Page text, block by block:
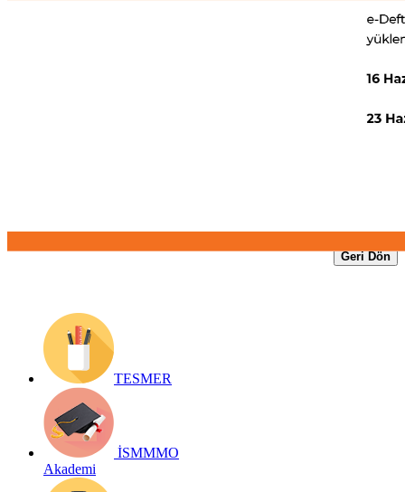
Elektronik Defterlerin Uzatma Süreleri
Geri Dön
TESMER
İSMMMO
Akademi